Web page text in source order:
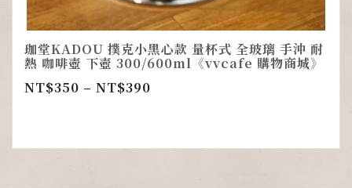
珈堂KADOU 撲克小黑心款 量杯式 全玻璃 手沖 耐
熱 咖啡壺 下壺 300/600ml《vvcafe 購物商城》
NT$350 – NT$390